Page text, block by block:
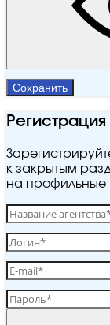
Сохранить
Регистрация
к закрытым
на профильные